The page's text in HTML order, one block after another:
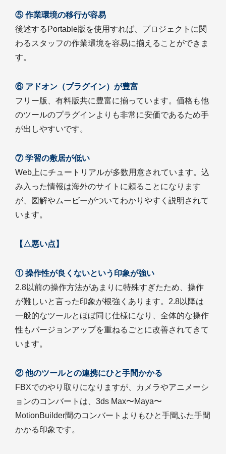
⑤ 作業環境の移行が容易
後述するPortable版を使用すれば、プロジェクトに関
わるスタッフの作業環境を容易に揃えることができま
す。
⑥ アドオン（プラグイン）が豊富
フリー版、有料版共に豊富に揃っています。価格も他
のツールのプラグインよりも非常に安価であるため手
が出しやすいです。
⑦ 学習の敷居が低い
Web上にチュートリアルが多数用意されています。込
み入った情報は海外のサイトに頼ることになります
が、図解やムービーがついてわかりやすく説明されて
います。
【△悪い点】
① 操作性が良くないという印象が強い
2.8以前の操作方法があまりに特殊すぎたため、操作
が難しいと言った印象が根強くあります。2.8以降は
一般的なツールとほぼ同じ仕様になり、全体的な操作
性もバージョンアップを重ねるごとに改善されてきて
います。
② 他のツールとの連携にひと手間かかる
FBXでのやり取りになりますが、カメラやアニメーシ
ョンのコンバートは、3ds Max〜Maya〜
MotionBuilder間のコンバートよりもひと手間ふた手間
かかる印象です。